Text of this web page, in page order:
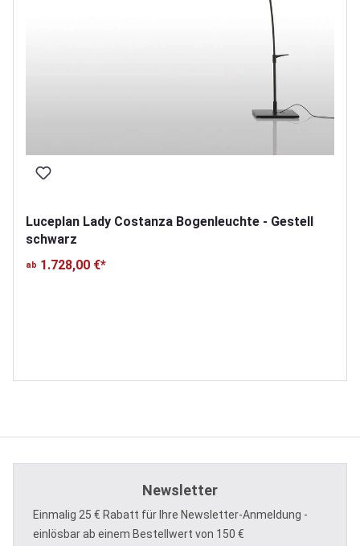
Luceplan Lady Costanza Bogenleuchte - Gestell
schwarz
ab 1.728,00 €*
Newsletter
Einmalig 25 € Rabatt für Ihre Newsletter-Anmeldung -
einlösbar ab einem Bestellwert von 150 €